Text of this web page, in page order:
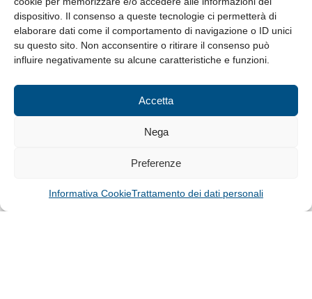
dispositivo. Il consenso a queste tecnologie ci permetterà di
elaborare dati come il comportamento di navigazione o ID unici
su questo sito. Non acconsentire o ritirare il consenso può
influire negativamente su alcune caratteristiche e funzioni.
Accetta
Nega
Preferenze
Informativa CookieTrattamento dei dati personali
Whistleblowing
© Tutti i diritti riservati
Privacy Policy e Cookie|Informativa Cookie